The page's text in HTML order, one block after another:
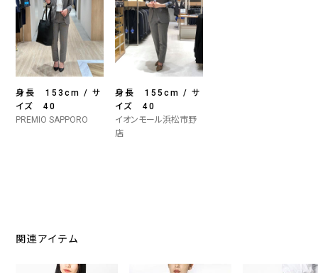
身長 153cm / サ
イズ 40
PREMIO SAPPORO
身長 155cm / サ
イズ 40
イオンモール浜松市野
店
関連アイテム